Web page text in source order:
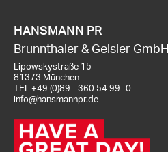
HANSMANN PR
Brunnthaler & Geisler GmbH
Lipowskystraße 15
81373 München
TEL +49 (0)89 - 360 54 99 -0
info@hansmannpr.de